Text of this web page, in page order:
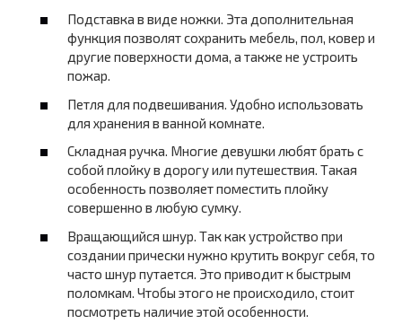
Подставка в виде ножки. Эта дополнительная
функция позволят сохранить мебель, пол, ковер и
другие поверхности дома, а также не устроить
пожар.
Петля для подвешивания. Удобно использовать
для хранения в ванной комнате.
Складная ручка. Многие девушки любят брать с
собой плойку в дорогу или путешествия. Такая
особенность позволяет поместить плойку
совершенно в любую сумку.
Вращающийся шнур. Так как устройство при
создании прически нужно крутить вокруг себя, то
часто шнур путается. Это приводит к быстрым
поломкам. Чтобы этого не происходило, стоит
посмотреть наличие этой особенности.